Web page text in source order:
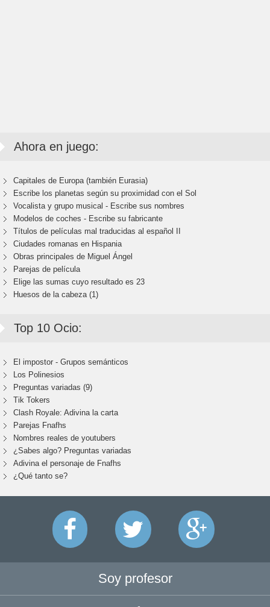
Ahora en juego:
Capitales de Europa (también Eurasia)
Escribe los planetas según su proximidad con el Sol
Vocalista y grupo musical - Escribe sus nombres
Modelos de coches - Escribe su fabricante
Títulos de películas mal traducidas al español II
Ciudades romanas en Hispania
Obras principales de Miguel Ángel
Parejas de película
Elige las sumas cuyo resultado es 23
Huesos de la cabeza (1)
Top 10 Ocio:
El impostor - Grupos semánticos
Los Polinesios
Preguntas variadas (9)
Tik Tokers
Clash Royale: Adivina la carta
Parejas Fnafhs
Nombres reales de youtubers
¿Sabes algo? Preguntas variadas
Adivina el personaje de Fnafhs
¿Qué tanto se?
Soy profesor